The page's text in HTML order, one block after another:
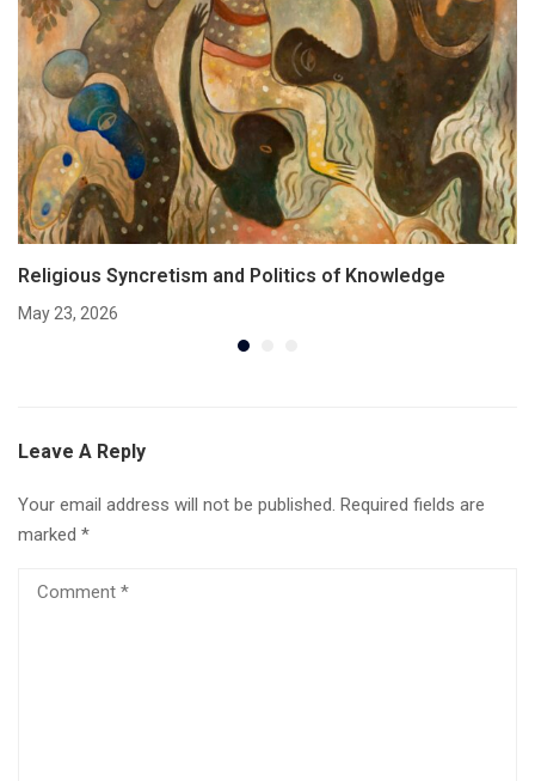
Religious Syncretism and Politics of Knowledge
May 23, 2026
Leave A Reply
Your email address will not be published. Required fields are
marked *